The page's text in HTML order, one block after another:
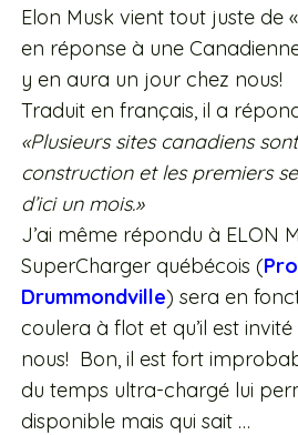
Elon Musk vient tout juste de
en réponse à une
y en aura un jour chez nous!
Traduit en français, il a
«Plusieurs sites canadiens
construction et les premiers
d’ici un mois.»
J’ai même répondu à ELON
SuperCharger québécois (
Drummondville) sera en
coulera à flot et qu’il est
nous! Bon, il est fort
du temps ultra-chargé lui
disponible mais qui sait …